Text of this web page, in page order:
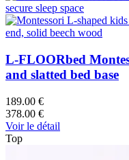
L-FLOORbed
and slatted bed base
189.00 €
378.00 €
Voir le détail
Top